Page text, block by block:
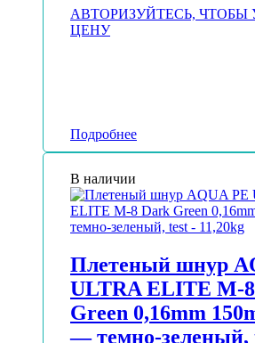
АВТОРИЗУЙТЕСЬ, ЧТОБЫ
ЦЕНУ
Подробнее
В наличии
Плетеный шнур
ULTRA ELITE M-
Green 0,16mm
— темно-